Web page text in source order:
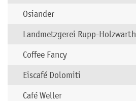
Osiander
Landmetzgerei Rupp-Holzwarth
Coffee Fancy
Eiscafé Dolomiti
Café Weller